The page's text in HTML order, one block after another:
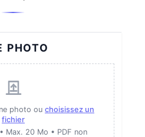
PHOTO
photo ou choisissez un
fichier
Max. 20 Mo • PDF non